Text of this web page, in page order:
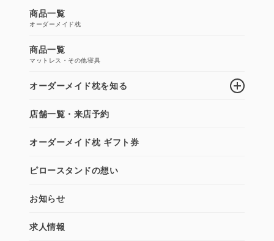
商品一覧
オーダーメイド枕
商品一覧
マットレス・その他寝具
オーダーメイド枕を知る
店舗一覧・来店予約
オーダーメイド枕 ギフト券
ピロースタンドの想い
お知らせ
求人情報